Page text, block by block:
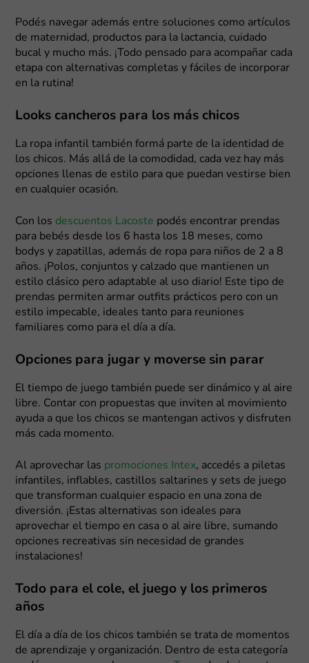
Podés navegar además entre soluciones como artículos
de maternidad, productos para la lactancia, cuidado
bucal y mucho más. ¡Todo pensado para acompañar cada
etapa con alternativas completas y fáciles de incorporar
en la rutina!
Looks cancheros para los más chicos
La ropa infantil también formá parte de la identidad de
los chicos. Más allá de la comodidad, cada vez hay más
opciones llenas de estilo para que puedan vestirse bien
en cualquier ocasión.
Con los descuentos Lacoste podés encontrar prendas
para bebés desde los 6 hasta los 18 meses, como
bodys y zapatillas, además de ropa para niños de 2 a 8
años. ¡Polos, conjuntos y calzado que mantienen un
estilo clásico pero adaptable al uso diario! Este tipo de
prendas permiten armar outfits prácticos pero con un
estilo impecable, ideales tanto para reuniones
familiares como para el día a día.
Opciones para jugar y moverse sin parar
El tiempo de juego también puede ser dinámico y al aire
libre. Contar con propuestas que inviten al movimiento
ayuda a que los chicos se mantengan activos y disfruten
más cada momento.
Al aprovechar las promociones Intex, accedés a piletas
infantiles, inflables, castillos saltarines y sets de juego
que transforman cualquier espacio en una zona de
diversión. ¡Estas alternativas son ideales para
aprovechar el tiempo en casa o al aire libre, sumando
opciones recreativas sin necesidad de grandes
instalaciones!
Todo para el cole, el juego y los primeros
años
El día a día de los chicos también se trata de momentos
de aprendizaje y organización. Dentro de esta categoría